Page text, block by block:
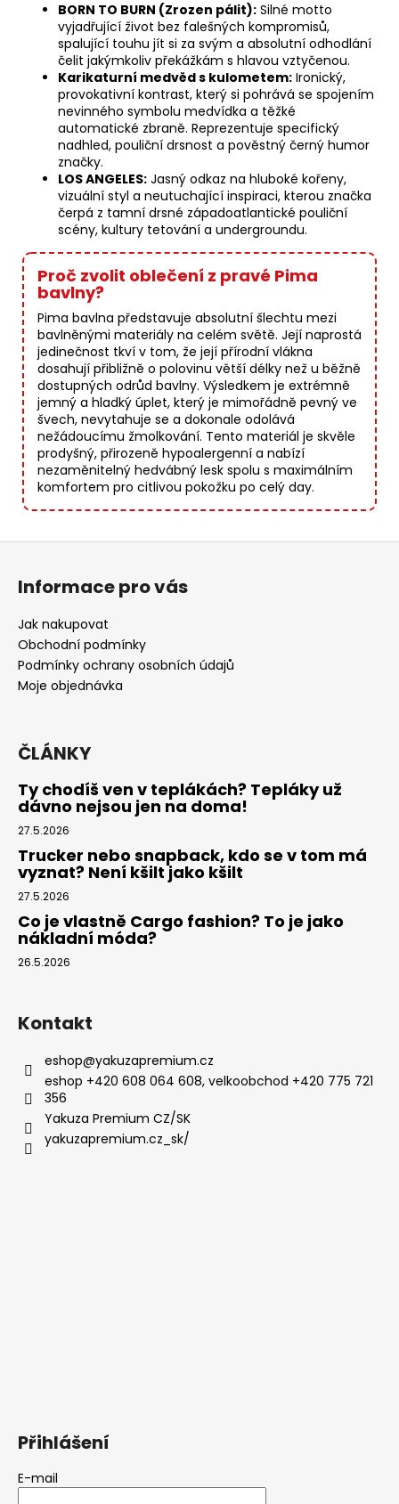
BORN TO BURN (Zrozen pálit): Silné motto
vyjadřující život bez falešných kompromisů,
spalující touhu jít si za svým a absolutní odhodlání
čelit jakýmkoliv překážkám s hlavou vztyčenou.
Karikaturní medvěd s kulometem: Ironický,
provokativní kontrast, který si pohrává se spojením
nevinného symbolu medvídka a těžké
automatické zbraně. Reprezentuje specifický
nadhled, pouliční drsnost a pověstný černý humor
značky.
LOS ANGELES: Jasný odkaz na hluboké kořeny,
vizuální styl a neutuchající inspiraci, kterou značka
čerpá z tamní drsné západoatlantické pouliční
scény, kultury tetování a undergroundu.
Proč zvolit oblečení z pravé Pima
bavlny?
Pima bavlna představuje absolutní šlechtu mezi
bavlněnými materiály na celém světě. Její naprostá
jedinečnost tkví v tom, že její přírodní vlákna
dosahují přibližně o polovinu větší délky než u běžně
dostupných odrůd bavlny. Výsledkem je extrémně
jemný a hladký úplet, který je mimořádně pevný ve
švech, nevytahuje se a dokonale odolává
nežádoucímu žmolkování. Tento materiál je skvěle
prodyšný, přirozeně hypoalergenní a nabízí
nezaměnitelný hedvábný lesk spolu s maximálním
komfortem pro citlivou pokožku po celý day.
Informace pro vás
Jak nakupovat
Obchodní podmínky
Podmínky ochrany osobních údajů
Moje objednávka
ČLÁNKY
Ty chodíš ven v teplákách? Tepláky už
dávno nejsou jen na doma!
27.5.2026
Trucker nebo snapback, kdo se v tom má
vyznat? Není kšilt jako kšilt
27.5.2026
Co je vlastně Cargo fashion? To je jako
nákladní móda?
26.5.2026
Kontakt
eshop@yakuzapremium.cz
eshop +420 608 064 608, velkoobchod +420 775 721
356
Yakuza Premium CZ/SK
yakuzapremium.cz_sk/
Přihlášení
E-mail